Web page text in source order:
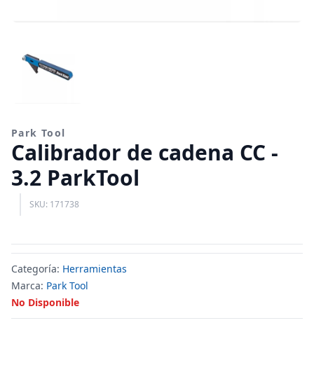
Park Tool
Calibrador de cadena CC -
3.2 ParkTool
SKU: 171738
Categoría: Herramientas
Marca: Park Tool
No Disponible